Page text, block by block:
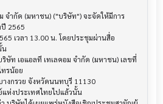
2565
เวลา 13.00 น. โดยประชุมผ่านสื่อ
น
ท เอแอลที เทเลคอม จำกัด (มหาชน) เลขที่
รน้อย
างกรวย จังหวัดนนทบุรี 11130
ห่งประเทศไทยไปแล้วนั้น